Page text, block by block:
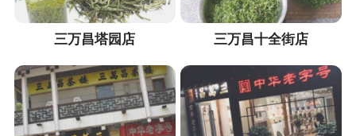
三万昌塔园店 三万昌十全街店